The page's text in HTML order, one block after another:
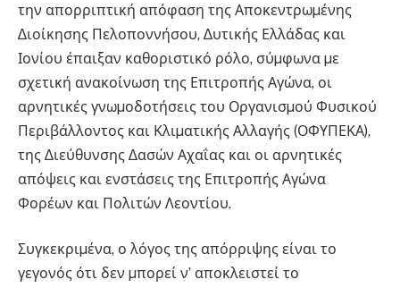
την απορριπτική απόφαση της Αποκεντρωµένης
∆ιοίκησης Πελοποννήσου, ∆υτικής Ελλάδας και
Ιονίου έπαιξαν καθοριστικό ρόλο, σύµφωνα µε
σχετική ανακοίνωση της Επιτροπής Αγώνα, οι
αρνητικές γνωµοδοτήσεις του Οργανισµού Φυσικού
Περιβάλλοντος και Κλιµατικής Αλλαγής (ΟΦΥΠΕΚΑ),
της ∆ιεύθυνσης ∆ασών Αχαΐας και οι αρνητικές
απόψεις και ενστάσεις της Επιτροπής Αγώνα
Φορέων και Πολιτών Λεοντίου.
Συγκεκριµένα, ο λόγος της απόρριψης είναι το
γεγονός ότι δεν µπορεί ν’ αποκλειστεί το